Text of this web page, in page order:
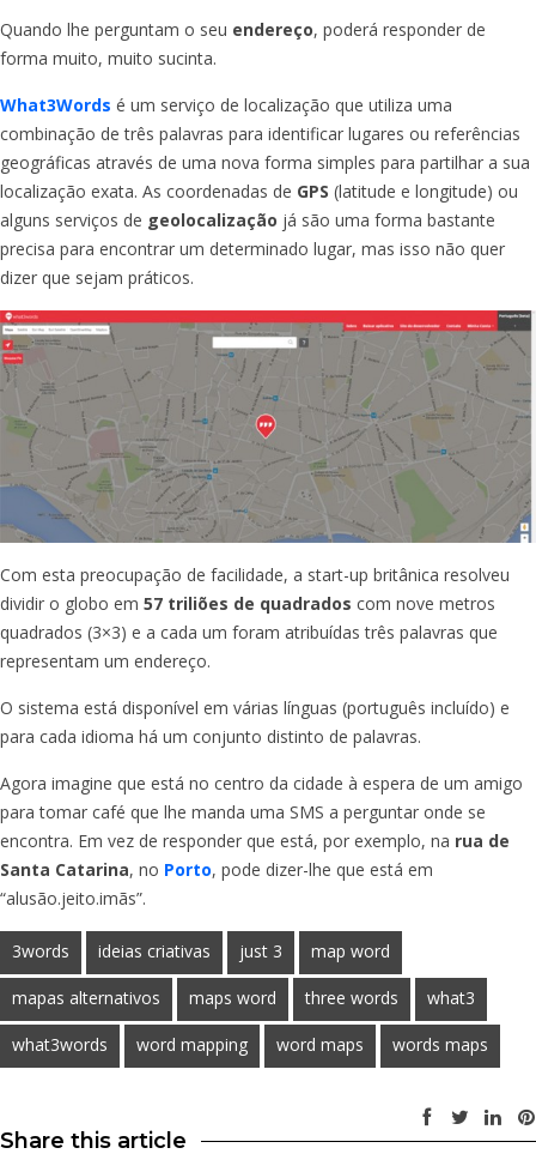
Quando lhe perguntam o seu endereço, poderá responder de
forma muito, muito sucinta.
What3Words é um serviço de localização que utiliza uma
combinação de três palavras para identificar lugares ou referências
geográficas através de uma nova forma simples para partilhar a sua
localização exata. As coordenadas de GPS (latitude e longitude) ou
alguns serviços de geolocalização já são uma forma bastante
precisa para encontrar um determinado lugar, mas isso não quer
dizer que sejam práticos.
Com esta preocupação de facilidade, a start-up britânica resolveu
dividir o globo em 57 triliões de quadrados com nove metros
quadrados (3×3) e a cada um foram atribuídas três palavras que
representam um endereço.
O sistema está disponível em várias línguas (português incluído) e
para cada idioma há um conjunto distinto de palavras.
Agora imagine que está no centro da cidade à espera de um amigo
para tomar café que lhe manda uma SMS a perguntar onde se
encontra. Em vez de responder que está, por exemplo, na rua de
Santa Catarina, no Porto, pode dizer-lhe que está em
“alusão.jeito.imãs”.
3words ideias criativas just 3 map word
mapas alternativos maps word three words what3
what3words word mapping word maps words maps
Share this article